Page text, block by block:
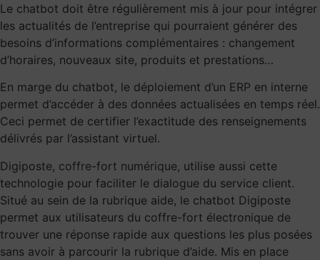
Le chatbot doit être régulièrement mis à jour pour intégrer
les actualités de l’entreprise qui pourraient générer des
besoins d’informations complémentaires : changement
d’horaires, nouveaux site, produits et prestations…
En marge du chatbot, le déploiement d’un ERP en interne
permet d’accéder à des données actualisées en temps réel.
Ceci permet de certifier l’exactitude des renseignements
délivrés par l’assistant virtuel.
Digiposte, coffre-fort numérique, utilise aussi cette
technologie pour faciliter le dialogue du service client.
Situé au sein de la rubrique aide, le chatbot Digiposte
permet aux utilisateurs du coffre-fort électronique de
trouver une réponse rapide aux questions les plus posées
sans avoir à parcourir la rubrique d’aide. Mis en place